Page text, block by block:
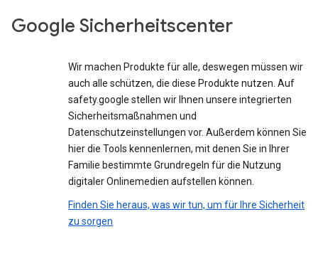
Google Sicherheitscenter
Wir machen Produkte für alle, deswegen müssen wir
auch alle schützen, die diese Produkte nutzen. Auf
safety.google stellen wir Ihnen unsere integrierten
Sicherheitsmaßnahmen und
Datenschutzeinstellungen vor. Außerdem können Sie
hier die Tools kennenlernen, mit denen Sie in Ihrer
Familie bestimmte Grundregeln für die Nutzung
digitaler Onlinemedien aufstellen können.
Finden Sie heraus, was wir tun, um für Ihre Sicherheit
zu sorgen